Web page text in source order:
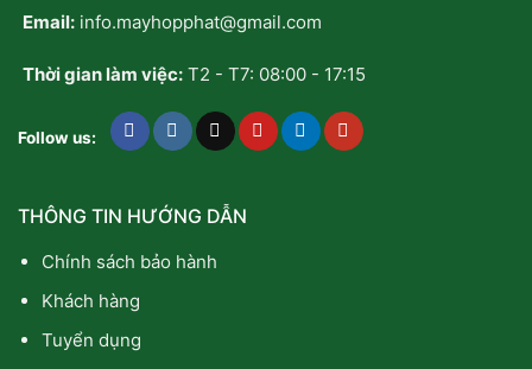
Trên
Balo
Email: info.mayhopphat@gmail.com
Thời gian làm việc: T2 - T7: 08:00 - 17:15
Follow us:
THÔNG TIN HƯỚNG DẪN
Chính sách bảo hành
Khách hàng
Tuyển dụng